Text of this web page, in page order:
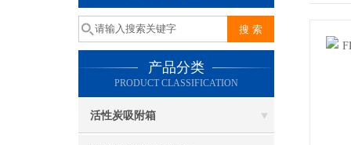
产品分类
PRODUCT CLASSIFICATION
活性炭吸附箱